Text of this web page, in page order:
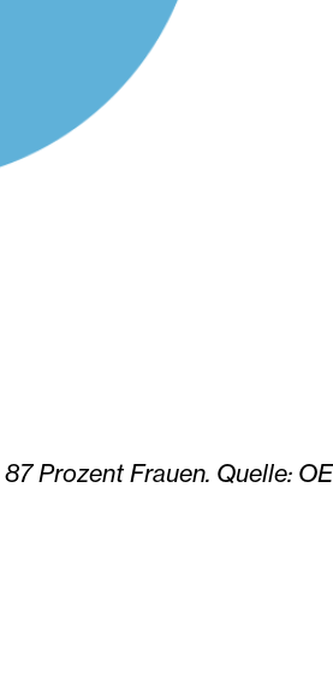
Prozent Frauen. Quelle: